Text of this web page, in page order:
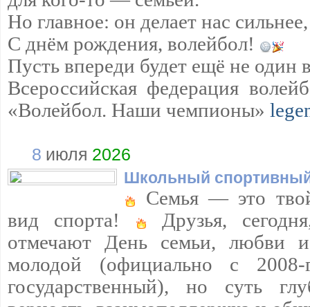
Но главное: он делает нас
С днём рождения, волейбол!
Пусть впереди будет ещё не один
Всероссийская федерация
«Волейбол. Наши чемпионы»
8 июля 2026
Школьный
Семья — это
вид спорта!
Друзья,
отмечают День семьи, любви
молодой (официально с
государственный), но суть